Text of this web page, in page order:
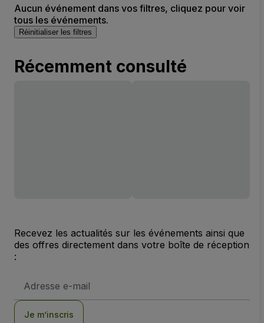
Aucun événement dans vos filtres, cliquez pour voir
tous les événements.
Réinitialiser les filtres
Récemment consulté
Recevez les actualités sur les événements ainsi que
des offres directement dans votre boîte de réception
:
e-
Je m’inscris